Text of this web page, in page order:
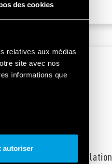
des cookies
relatives aux médias
site avec nos
informations que
autoriser
dispositifs/de l’installation